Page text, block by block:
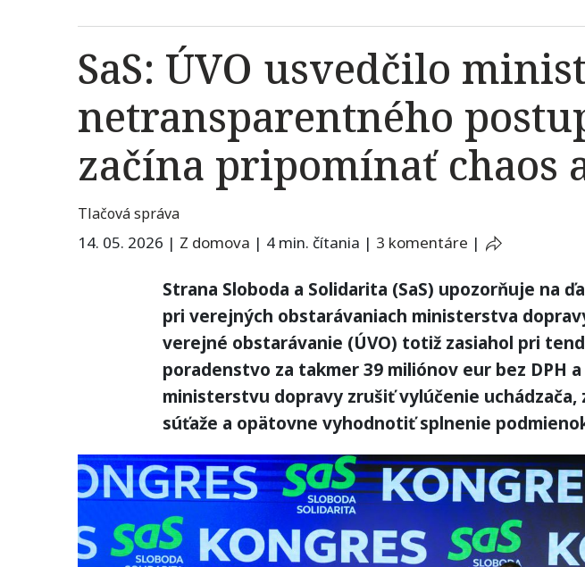
SaS: ÚVO usvedčilo
netransparentného
začína pripomínať chaos
Tlačová správa
14. 05. 2026 | Z domova | 4 min. čítania | 3 komentáre |
Strana Sloboda a Solidarita (SaS) upozorňuje na
pri verejných obstarávaniach ministerstva
verejné obstarávanie (ÚVO) totiž zasiahol pri
poradenstvo za takmer 39 miliónov eur bez DPH
ministerstvu dopravy zrušiť vylúčenie uchádzača,
súťaže a opätovne vyhodnotiť splnenie